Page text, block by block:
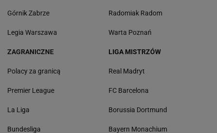
Górnik Zabrze
Legia Warszawa
Radomiak Radom
Warta Poznań
ZAGRANICZNE
Polacy za granicą
Premier League
La Liga
Bundesliga
LIGA MISTRZÓW
Real Madryt
FC Barcelona
Borussia Dortmund
Bayern Monachium